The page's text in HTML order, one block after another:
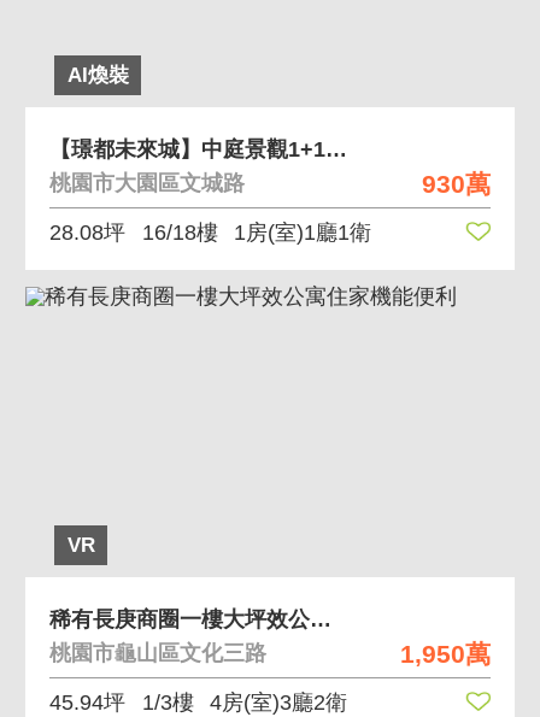
AI煥裝
930萬
【璟都未來城】中庭景觀1+1房車
桃園市大園區文城路
28.08坪 16/18樓 1房(室)1廳1衛
VR
1,950萬
稀有長庚商圈一樓大坪效公寓住家機能便利
桃園市龜山區文化三路
45.94坪 1/3樓 4房(室)3廳2衛